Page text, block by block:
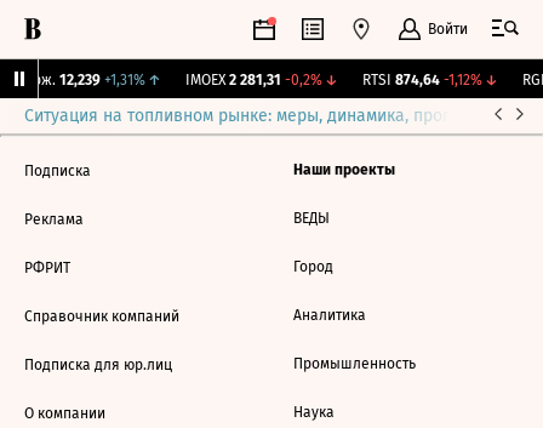
Войти
Бирж. 12,239 +1,31%↑ IMOEX 2 281,31 -0,2%↓ RTSI 874,64 -1,12%↓
Ситуация на топливном рынке: меры, динамика, прогнозы
Подписка
Реклама
РФРИТ
Справочник компаний
Подписка для юр.лиц
О компании
Наши проекты
ВЕДЫ
Город
Аналитика
Промышленность
Наука